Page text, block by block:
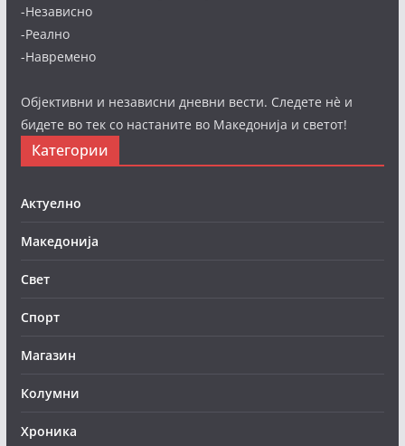
-Независно
-Реално
-Навремено
Објективни и независни дневни вести. Следете нè и
бидете во тек со настаните во Македонија и светот!
Категории
Актуелно
Македонија
Свет
Спорт
Магазин
Колумни
Хроника